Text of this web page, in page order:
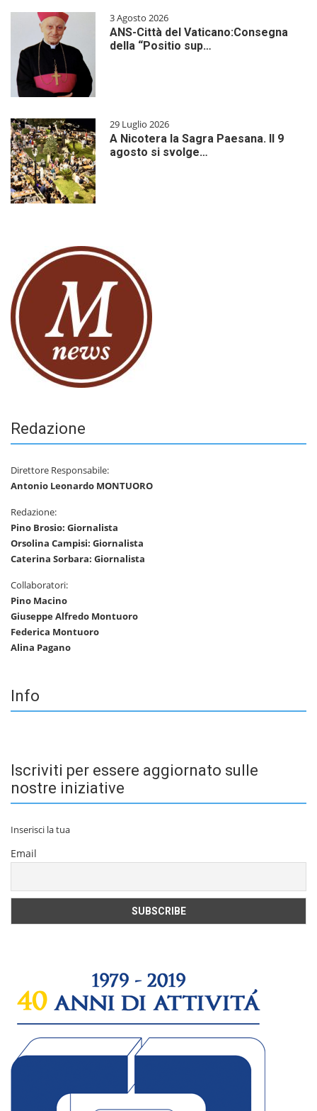
3 Agosto 2026
ANS-Città del Vaticano:Consegna
della “Positio sup…
29 Luglio 2026
A Nicotera la Sagra Paesana. Il 9
agosto si svolge…
Redazione
Direttore Responsabile:
Antonio Leonardo MONTUORO
Redazione:
Pino Brosio: Giornalista
Orsolina Campisi: Giornalista
Caterina Sorbara: Giornalista
Collaboratori:
Pino Macino
Giuseppe Alfredo Montuoro
Federica Montuoro
Alina Pagano
Info
Iscriviti per essere aggiornato sulle
nostre iniziative
Inserisci la tua
Email